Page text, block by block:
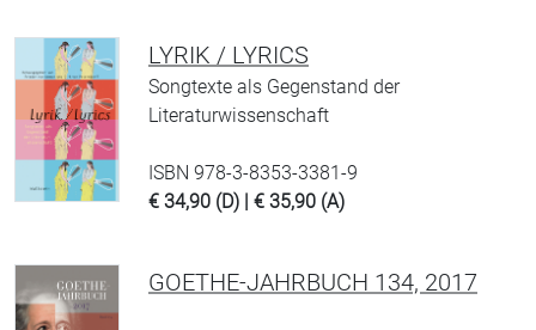
LYRIK / LYRICS
Songtexte als Gegenstand der
Literaturwissenschaft
ISBN 978-3-8353-3381-9
€ 34,90 (D) | € 35,90 (A)
GOETHE-JAHRBUCH 134, 2017